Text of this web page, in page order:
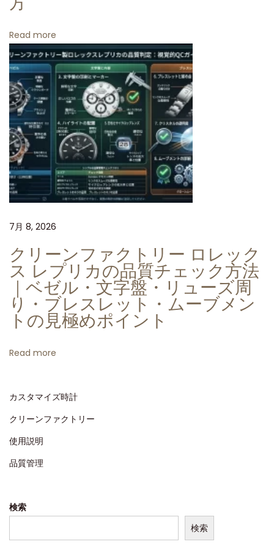
精
な
レ
プ
リ
カ
技
術
高
精
度
美
し
さ
の
融
合
：
C
a
n
製
レ
ッ
Read more
7月 8, 2026
クリーンファクトリー ロレック
ス レプリカの品質チェック方法
｜ベゼル・文字盤・リューズ周
り・ブレスレット・ムーブメン
トの見極めポイント
Read more
カスタマイズ時計
クリーンファクトリー
使用説明
品質管理
検索
検索